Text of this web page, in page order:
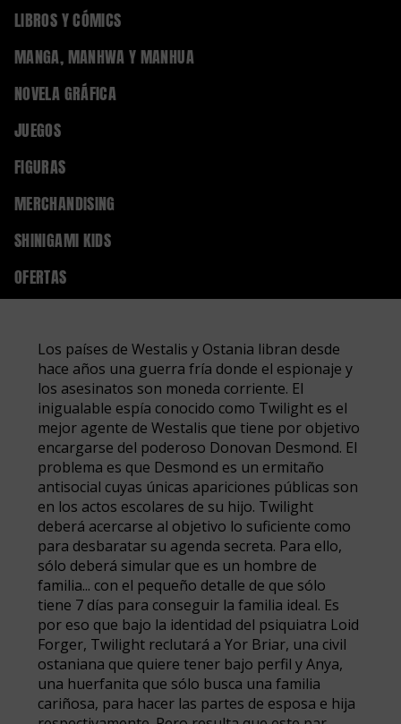
LIBROS Y CÓMICS
MANGA, MANHWA Y MANHUA
NOVELA GRÁFICA
JUEGOS
FIGURAS
MERCHANDISING
SHINIGAMI KIDS
OFERTAS
Home MANGA, MANHWA Y MANHUA
9788410113558
SPY X FAMILY 12
Los países de Westalis y Ostania libran desde
hace años una guerra fría donde el espionaje y
los asesinatos son moneda corriente. El
inigualable espía conocido como Twilight es el
mejor agente de Westalis que tiene por objetivo
encargarse del poderoso Donovan Desmond. El
problema es que Desmond es un ermitaño
antisocial cuyas únicas apariciones públicas son
en los actos escolares de su hijo. Twilight
deberá acercarse al objetivo lo suficiente como
para desbaratar su agenda secreta. Para ello,
sólo deberá simular que es un hombre de
familia... con el pequeño detalle de que sólo
tiene 7 días para conseguir la familia ideal. Es
por eso que bajo la identidad del psiquiatra Loid
Forger, Twilight reclutará a Yor Briar, una civil
ostaniana que quiere tener bajo perfil y Anya,
una huerfanita que sólo busca una familia
cariñosa, para hacer las partes de esposa e hija